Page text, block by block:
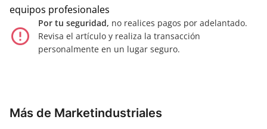
equipos profesionales
error_outline
Por tu seguridad, no realices pagos por adelantado.
Revisa el artículo y realiza la transacción
personalmente en un lugar seguro.
Más de Marketindustriales